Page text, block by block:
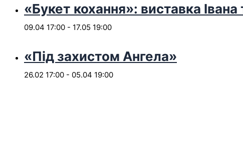
«Букет кохання»: виставка
09.04 17:00 - 17.05 19:00
«Під захистом Ангела»
26.02 17:00 - 05.04 19:00